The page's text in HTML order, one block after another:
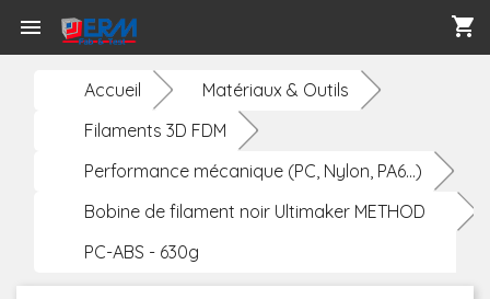
 shopping_cart
Accueil
Matériaux & Outils
Filaments 3D FDM
Performance mécanique (PC, Nylon, PA6...)
Bobine de filament noir Ultimaker METHOD
PC-ABS - 630g